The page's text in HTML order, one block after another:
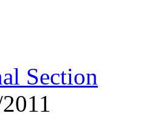
Section